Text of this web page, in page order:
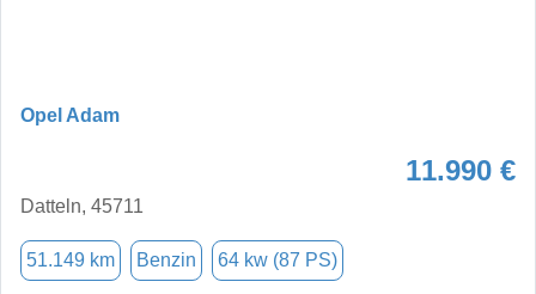
Opel Adam
11.990 €
Datteln, 45711
51.149 km Benzin 64 kw (87 PS)